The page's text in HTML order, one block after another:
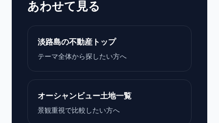
あわせて見る
淡路島の不動産トップ
テーマ全体から探したい方へ
オーシャンビュー土地一覧
景観重視で比較したい方へ